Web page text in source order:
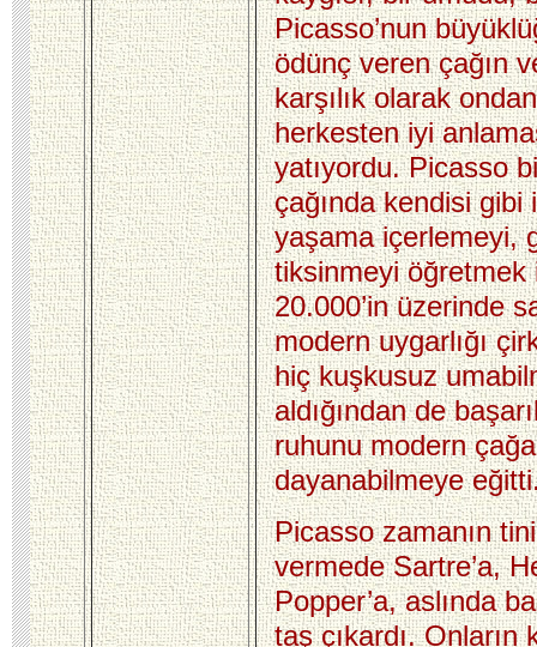
Picasso’nun
ödünç veren çağın
karşılık olarak
herkesten iyi
yatıyordu. Picasso
çağında kendisi gibi
yaşama içerlemeyi,
tiksinmeyi öğretmek
20.000’in üzerinde
modern uygarlığı
hiç kuşkusuz
aldığından de
ruhunu modern
dayanabilmeye
Picasso zamanın
vermede Sartre’a,
Popper’a, aslında
taş çıkardı. Onların